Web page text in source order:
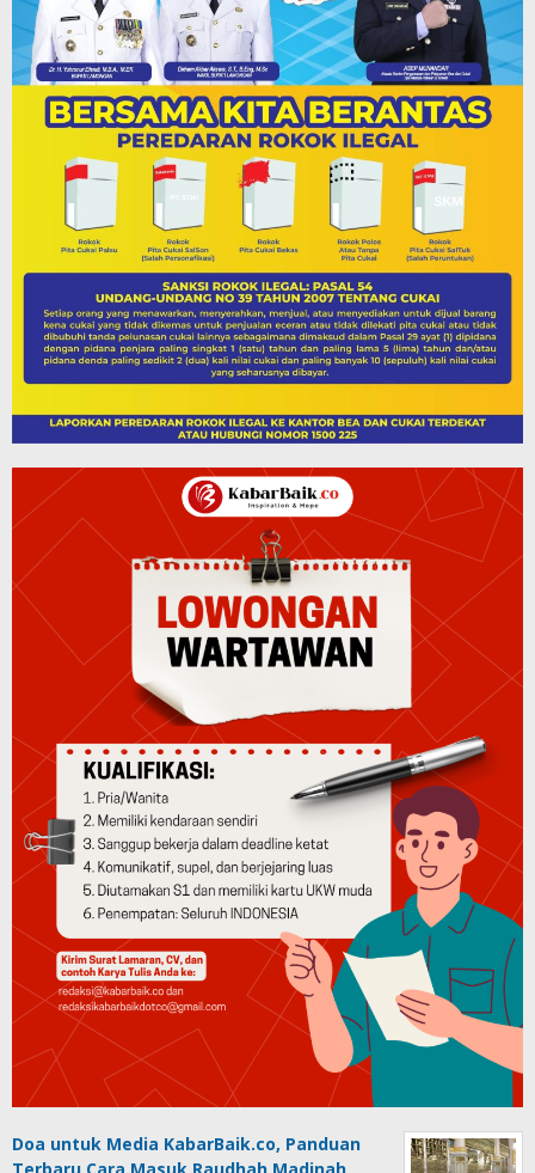
Doa untuk Media KabarBaik.co, Panduan